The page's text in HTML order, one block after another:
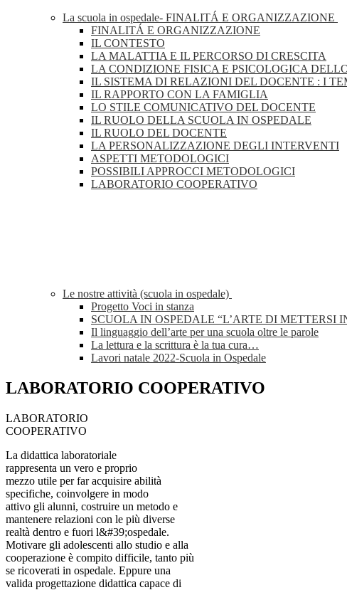
La scuola in ospedale- FINALITÁ E ORGANIZZAZIONE
FINALITÁ E ORGANIZZAZIONE
IL CONTESTO
LA MALATTIA E IL PERCORSO DI CRESCITA
LA CONDIZIONE FISICA E PSICOLOGICA
IL SISTEMA DI RELAZIONI DEL DOCENTE : I
IL RAPPORTO CON LA FAMIGLIA
LO STILE COMUNICATIVO DEL DOCENTE
IL RUOLO DELLA SCUOLA IN OSPEDALE
IL RUOLO DEL DOCENTE
LA PERSONALIZZAZIONE DEGLI INTERVENTI
ASPETTI METODOLOGICI
POSSIBILI APPROCCI METODOLOGICI
LABORATORIO COOPERATIVO
Le nostre attività (scuola in ospedale)
Progetto Voci in stanza
SCUOLA IN OSPEDALE “L’ARTE DI METTERSI
Il linguaggio dell’arte per una scuola oltre le parole
La lettura e la scrittura è la tua cura…
Lavori natale 2022-Scuola in Ospedale
LABORATORIO COOPERATIVO
LABORATORIO
COOPERATIVO
La didattica laboratoriale
rappresenta un vero e proprio
mezzo utile per far acquisire abilità
specifiche, coinvolgere in modo
attivo gli alunni, costruire un metodo e
mantenere relazioni con le più diverse
realtà dentro e fuori l&#39;ospedale.
Motivare gli adolescenti allo studio e alla
cooperazione è compito difficile, tanto più
se ricoverati in ospedale. Eppure una
valida progettazione didattica capace di